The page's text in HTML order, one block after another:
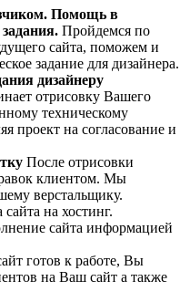
Помощь в
Пройдемся по
сайта, поможем и
задание для дизайнера.
дизайнеру
отрисовку Вашего
техническому
проект на согласование и
После отрисовки
клиентом. Мы
верстальщику.
сайта на хостинг.
сайта информацией
готов к работе, Вы
на Ваш сайт а также